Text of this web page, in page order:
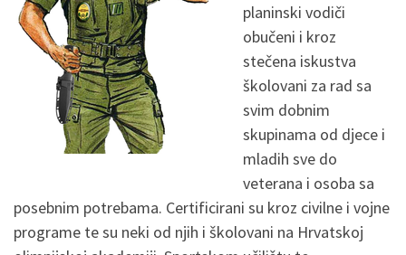
planinski vodiči
obučeni i kroz
stečena iskustva
školovani za rad sa
svim dobnim
skupinama od djece i
mladih sve do
veterana i osoba sa
posebnim potrebama. Certificirani su kroz civilne i vojne
programe te su neki od njih i školovani na Hrvatskoj